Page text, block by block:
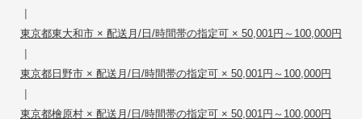
|
東京都東大和市 × 配送月/日/時間帯の指定可 × 50,001円～100,000円
|
東京都日野市 × 配送月/日/時間帯の指定可 × 50,001円～100,000円
|
東京都檜原村 × 配送月/日/時間帯の指定可 × 50,001円～100,000円